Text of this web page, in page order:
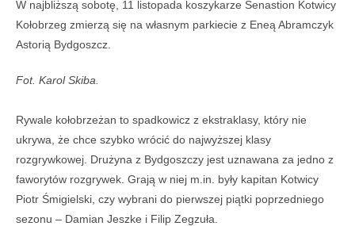
W najbliższą sobotę, 11 listopada koszykarze Senastion Kotwicy
Kołobrzeg zmierzą się na własnym parkiecie z Eneą Abramczyk
Astorią Bydgoszcz.
Fot. Karol Skiba.
Rywale kołobrzeżan to spadkowicz z ekstraklasy, który nie
ukrywa, że chce szybko wrócić do najwyższej klasy
rozgrywkowej. Drużyna z Bydgoszczy jest uznawana za jedno z
faworytów rozgrywek. Grają w niej m.in. były kapitan Kotwicy
Piotr Śmigielski, czy wybrani do pierwszej piątki poprzedniego
sezonu – Damian Jeszke i Filip Zegzuła.